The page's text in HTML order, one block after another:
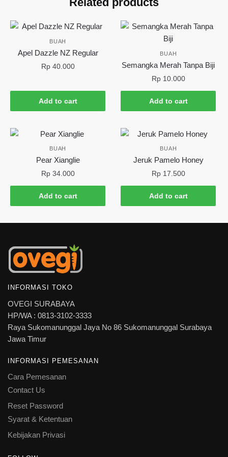
BUAH
Apel Dazzle NZ Regular
Rp40.000
Add to cart
BUAH
Semangka Merah Tanpa Biji
Rp10.000
Add to cart
BUAH
Pear Xianglie
Rp34.000
Add to cart
BUAH
Jeruk Pamelo Honey
Rp17.500
Add to cart
INFORMASI TOKO
OVEGI SURABAYA
HP/WA : 0813-3102-3333
Raya Sukomanunggal Jaya No 86 Sukomanunggal Surabaya
Jawa Timur
INFORMASI PEMESANAN
Cara Pemesanan
Contact Us
Reset Password
Syarat & Ketentuan
Kebijakan Privasi